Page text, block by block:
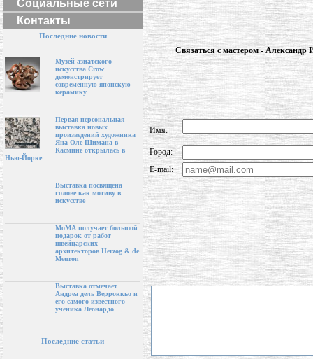
Социальные сети
Контакты
Последние новости
Музей азиатского
искусства Crow
демонстрирует
современную японскую
керамику
Первая персональная
выставка новых
произведений художника
Яна-Оле Шимана в
Касмине открылась в
Нью-Йорке
Выставка посвящена
голове как мотиву в
искусстве
МоМА получает большой
подарок от работ
швейцарских
архитекторов Herzog & de
Meuron
Выставка отмечает
Андреа дель Верроккьо и
его самого известного
ученика Леонардо
Последние статьи
Связаться с мастером - Александр
Имя:
Город:
E-mail: